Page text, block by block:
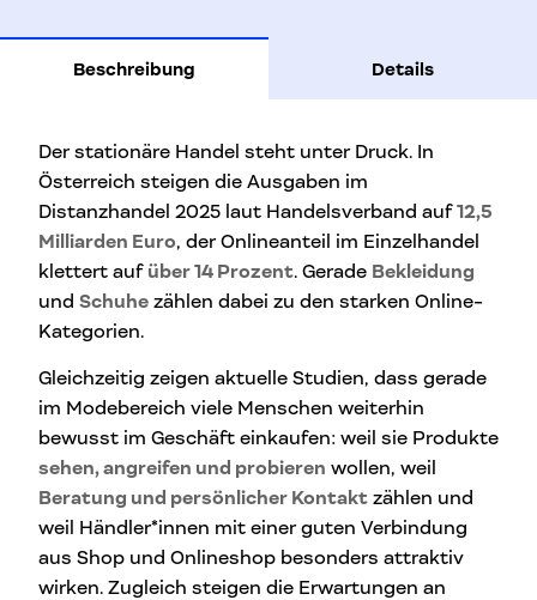
Beschreibung Details
Der stationäre Handel steht unter Druck. In
Österreich steigen die Ausgaben im
Distanzhandel 2025 laut Handelsverband auf12,5
Milliarden Euro, der Onlineanteil im Einzelhandel
klettert auf über 14 Prozent. Gerade Bekleidung
und Schuhe zählen dabei zu den starken Online-
Kategorien.
Gleichzeitig zeigen aktuelle Studien, dass gerade
im Modebereich viele Menschen weiterhin
bewusst im Geschäft einkaufen: weil sie Produkte
sehen, angreifen und probieren wollen, weil
Beratung und persönlicher Kontakt zählen und
weil Händler*innen mit einer guten Verbindung
aus Shop und Onlineshop besonders attraktiv
wirken. Zugleich steigen die Erwartungen an